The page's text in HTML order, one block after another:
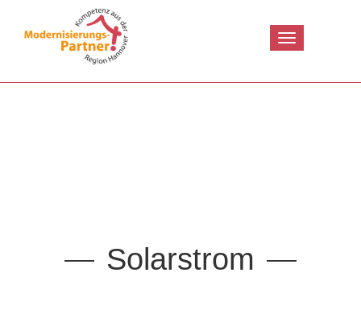
Toggle
navigation
Solarstrom